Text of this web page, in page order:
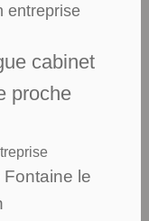
entreprise
cabinet
proche
le